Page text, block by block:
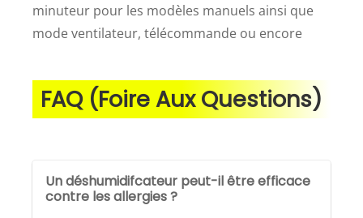
minuteur pour les modèles manuels ainsi que
mode ventilateur, télécommande ou encore
FAQ (Foire Aux Questions)
Un déshumidifcateur peut-il être efficace
contre les allergies ?